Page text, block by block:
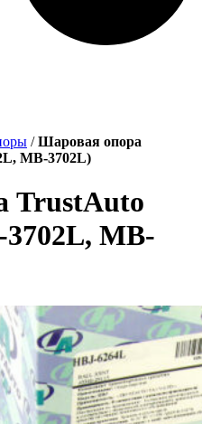
/Шаровая опора
MB-3702L)
TrustAuto
3702L, MB-